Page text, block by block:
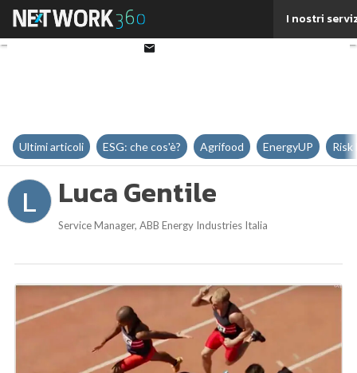
I nostri
Ultimi articoli ESG: che cos'è? Agrifood EnergyUP Risk
L Luca Gentile
Service Manager, ABB Energy Industries Italia